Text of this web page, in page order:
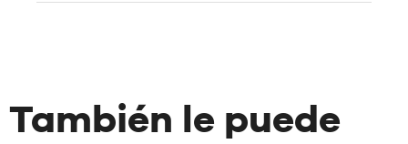
También le puede